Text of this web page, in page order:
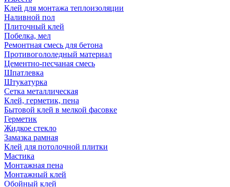
Клей для монтажа теплоизоляции
Наливной пол
Плиточный клей
Побелка, мел
Ремонтная смесь для бетона
Противогололедный материал
Цементно-песчаная смесь
Шпатлевка
Штукатурка
Сетка металлическая
Клей, герметик, пена
Бытовой клей в мелкой фасовке
Герметик
Жидкое стекло
Замазка рамная
Клей для потолочной плитки
Мастика
Монтажная пена
Монтажный клей
Обойный клей